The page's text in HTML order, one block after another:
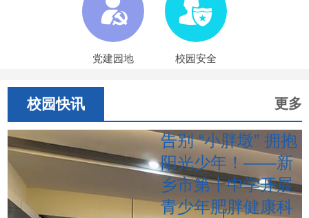
党建园地 校园安全
校园快讯 更多
告别 “小胖墩” 拥抱
阳光少年！——新
乡市第十中学开展
青少年肥胖健康科